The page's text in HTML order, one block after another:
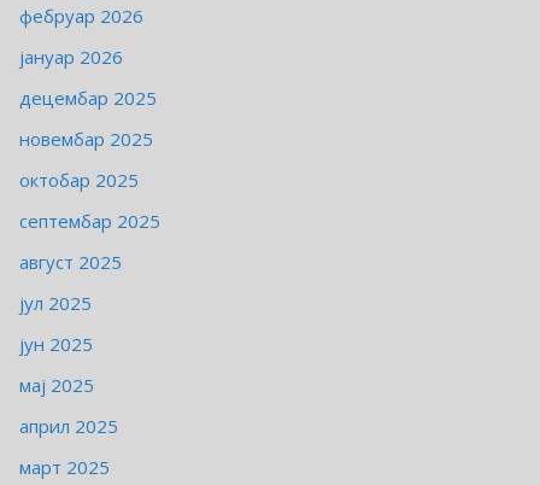
фебруар 2026
јануар 2026
децембар 2025
новембар 2025
октобар 2025
септембар 2025
август 2025
јул 2025
јун 2025
мај 2025
април 2025
март 2025